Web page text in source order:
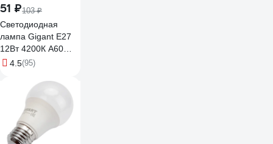
51 ₽103 ₽
Светодиодная
лампа Gigant E27
12Вт 4200К А60
1000Лм G-E27-12-
4.5(95)